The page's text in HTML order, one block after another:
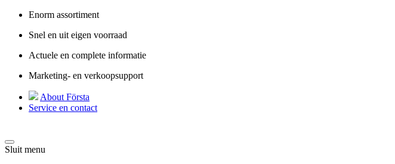
Enorm assortiment
Snel en uit eigen voorraad
Actuele en complete informatie
Marketing- en verkoopsupport
About Första
Service en contact
Sluit menu